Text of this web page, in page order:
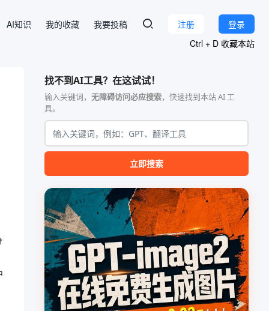
登录
注册
AI知识 我的收藏
我要投稿
Ctrl + D 收藏本站
找不到AI工具？在这试试！
输入关键词， 无障碍访问必应搜索，快速找到本站 AI 工
具。
立即搜索